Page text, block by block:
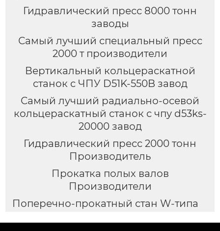
Гидравлический пресс 8000 тонн
заводы
Самый лучший специальный пресс
2000 т производители
Вертикальный кольцераскатной
станок с ЧПУ D51K-550B завод
Самый лучший радиально-осевой
кольцераскатный станок с чпу d53ks-
20000 завод
Гидравлический пресс 2000 тонн
Производитель
Прокатка полых валов
Производители
Поперечно-прокатный стан W-типа